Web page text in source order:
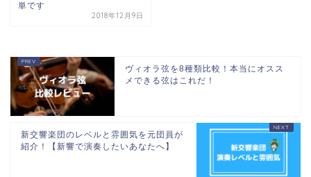
単です
2018年12月9日
ヴィオラ弦を8種類比較！本当にオスス
メできる弦はこれだ！
新交響楽団のレベルと雰囲気を元団員が
紹介！【新響で演奏したいあなたへ】